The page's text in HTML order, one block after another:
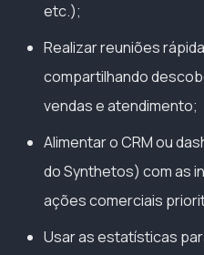
etc.);
Realizar reuniões
compartilhando
vendas e atendimento;
Alimentar o CRM ou
do Synthetos) com as
ações comerciais
Usar as estatísticas